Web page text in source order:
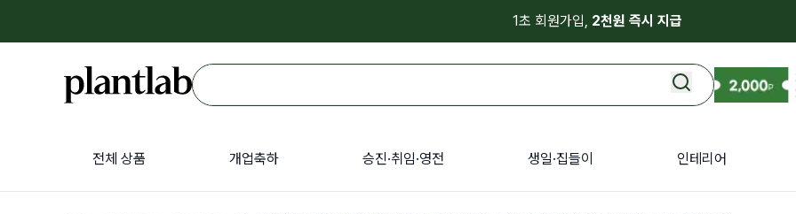
1초 회원가입, 2천원 즉시 지급
전체 상품 개업축하 승진·취임·영전 생일·집들이 인테리어